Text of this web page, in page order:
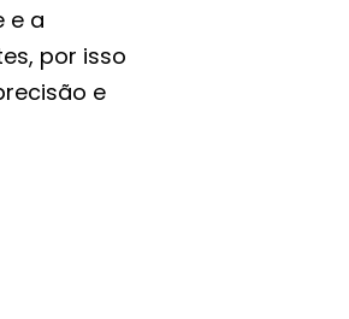
e a
por isso
e